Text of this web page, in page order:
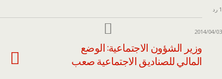
1 رد
2014/04/03
وزير الشؤون الاجتماعية: الوضع
المالي للصناديق الاجتماعية صعب